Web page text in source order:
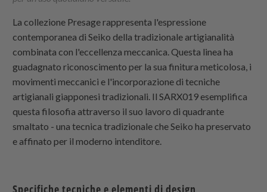
La collezione Presage rappresenta l'espressione
contemporanea di Seiko della tradizionale artigianalità
combinata con l'eccellenza meccanica. Questa linea ha
guadagnato riconoscimento per la sua finitura meticolosa, i
movimenti meccanici e l'incorporazione di tecniche
artigianali giapponesi tradizionali. Il SARX019 esemplifica
questa filosofia attraverso il suo lavoro di quadrante
smaltato - una tecnica tradizionale che Seiko ha preservato
e affinato per il moderno intenditore.
Specifiche tecniche e elementi di design